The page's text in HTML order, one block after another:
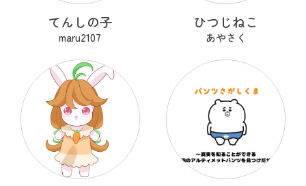
てんしの子
maru2107
ひつじねこ
あやさく